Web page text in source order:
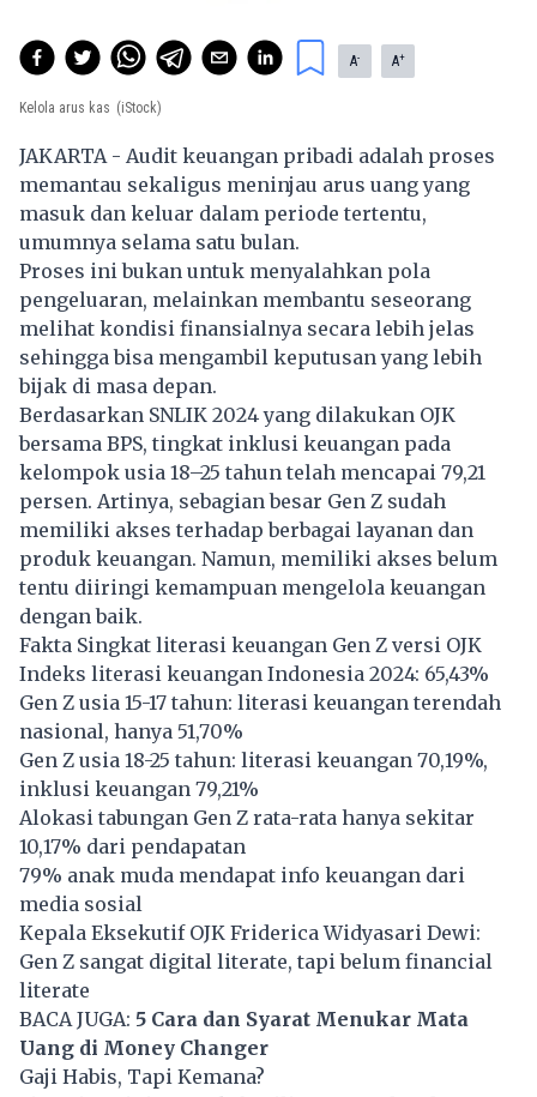
A- A+
Kelola arus kas (iStock)
JAKARTA - Audit keuangan pribadi adalah proses
memantau sekaligus meninjau arus uang yang
masuk dan keluar dalam periode tertentu,
umumnya selama satu bulan.
Proses ini bukan untuk menyalahkan pola
pengeluaran, melainkan membantu seseorang
melihat kondisi finansialnya secara lebih jelas
sehingga bisa mengambil keputusan yang lebih
bijak di masa depan.
Berdasarkan SNLIK 2024 yang dilakukan OJK
bersama BPS, tingkat inklusi keuangan pada
kelompok usia 18–25 tahun telah mencapai 79,21
persen. Artinya, sebagian besar Gen Z sudah
memiliki akses terhadap berbagai layanan dan
produk keuangan. Namun, memiliki akses belum
tentu diiringi kemampuan mengelola keuangan
dengan baik.
Fakta Singkat literasi keuangan Gen Z versi OJK
Indeks literasi keuangan Indonesia 2024: 65,43%
Gen Z usia 15-17 tahun: literasi keuangan terendah
nasional, hanya 51,70%
Gen Z usia 18-25 tahun: literasi keuangan 70,19%,
inklusi keuangan 79,21%
Alokasi tabungan Gen Z rata-rata hanya sekitar
10,17% dari pendapatan
79% anak muda mendapat info keuangan dari
media sosial
Kepala Eksekutif OJK Friderica Widyasari Dewi:
Gen Z sangat digital literate, tapi belum financial
literate
BACA JUGA: 5 Cara dan Syarat Menukar Mata
Uang di Money Changer
Gaji Habis, Tapi Kemana?